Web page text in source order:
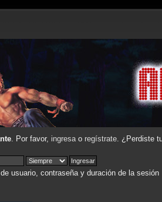
. Por favor, ingresao regístrate. ¿Perdiste
de usuario, contraseña y duración de la sesión